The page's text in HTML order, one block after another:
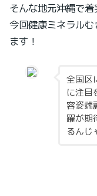
そんな地元沖縄で
今回健康ミネラル
ます！
全国区
に注目
容姿端
躍が期
るんじ